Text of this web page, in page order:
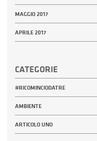
MAGGIO 2017
APRILE 2017
CATEGORIE
#RICOMINCIODATRE
AMBIENTE
ARTICOLO UNO